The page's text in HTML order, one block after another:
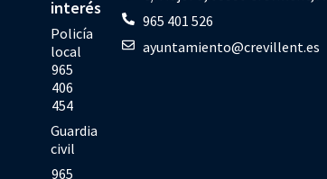
interés
Policía
local
965
406
454
Guardia
civil
965
965 401 526
ayuntamiento@crevillent.es